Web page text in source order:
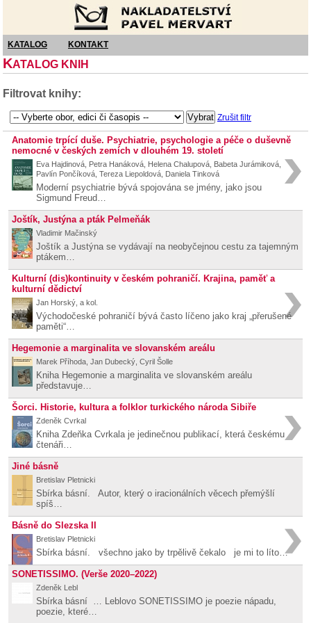
KATALOG KONTAKT
KATALOG KNIH
Filtrovat knihy:
Zrušit filtr
Anatomie trpící duše. Psychiatrie, psychologie a péče o duševně
nemocné v českých zemích v dlouhém 19. století
Eva Hajdinová, Petra Hanáková, Helena Chalupová, Babeta Jurámiková,
Pavlín Pončíková, Tereza Liepoldová, Daniela Tinková
Moderní psychiatrie bývá spojována se jmény, jako jsou
Sigmund Freud…
Joštík, Justýna a pták Pelmeňák
Vladimir Mačinský
Joštík a Justýna se vydávají na neobyčejnou cestu za tajemným
ptákem…
Kulturní (dis)kontinuity v českém pohraničí. Krajina, paměť a
kulturní dědictví
Jan Horský, a kol.
Východočeské pohraničí bývá často líčeno jako kraj „přerušené
paměti“…
Hegemonie a marginalita ve slovanském areálu
Marek Příhoda, Jan Dubecký, Cyril Šolle
Kniha Hegemonie a marginalita ve slovanském areálu
představuje…
Šorci. Historie, kultura a folklor turkického národa Sibiře
Zdeněk Cvrkal
Kniha Zdeňka Cvrkala je jedinečnou publikací, která českému
čtenáři…
Jiné básně
Bretislav Pletnicki
Sbírka básní. Autor, který o iracionálních věcech přemýšlí
spíš…
Básně do Slezska II
Bretislav Pletnicki
Sbírka básní. všechno jako by trpělivě čekalo je mi to líto…
SONETISSIMO. (Verše 2020–2022)
Zdeněk Lebl
Sbírka básní … Leblovo SONETISSIMO je poezie nápadu,
poezie, které…